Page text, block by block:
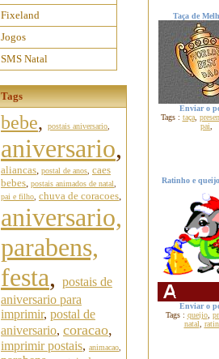
Fixeland
Jogos
SMS Natal
Tags
bebe, postais aniversario
aniversario,
aliancas, postal de anos caes
bebes, postais animados de natal
pai e filho chuva de coracoes,
aniversario,
parabens,
festa, postais de
aniversario para
imprimir, postal de
aniversario, coracao,
imprimir postais, animacao
Taça de
Enviar o
Tags : taça,
pai
Ratinho e
Enviar o
Tags : queijo,
natal